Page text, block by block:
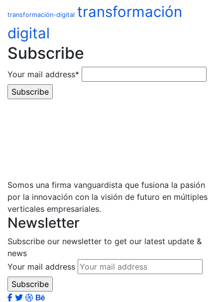
transformación-digital transformación
digital
Subscribe
Your mail address*
Somos una firma vanguardista que fusiona la pasión
por la innovación con la visión de futuro en múltiples
verticales empresariales.
Newsletter
Subscribe our newsletter to get our latest update &
news
Your mail address